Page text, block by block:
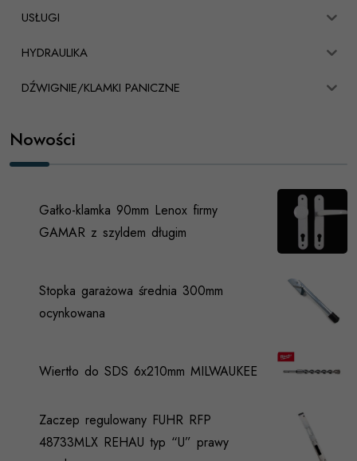
USŁUGI
HYDRAULIKA
DŹWIGNIE/KLAMKI PANICZNE
Nowości
Gałko-klamka 90mm Lenox firmy
GAMAR z szyldem długim
Stopka garażowa średnia 300mm
ocynkowana
Wiertło do SDS 6x210mm MILWAUKEE
Zaczep regulowany FUHR RFP
48733MLX REHAU typ “U” prawy